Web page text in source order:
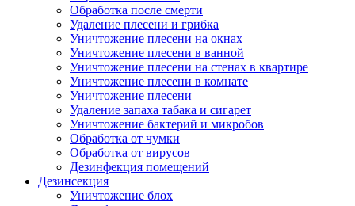
Обработка после смерти
Удаление плесени и грибка
Уничтожение плесени на окнах
Уничтожение плесени в ванной
Уничтожение плесени на стенах в квартире
Уничтожение плесени в комнате
Уничтожение плесени
Удаление запаха табака и сигарет
Уничтожение бактерий и микробов
Обработка от чумки
Обработка от вирусов
Дезинфекция помещений
Дезинсекция
Уничтожение блох